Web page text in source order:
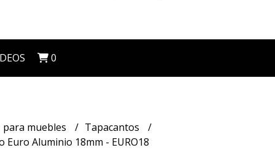
0
para muebles
Tapacantos
Euro Aluminio 18mm - EURO18